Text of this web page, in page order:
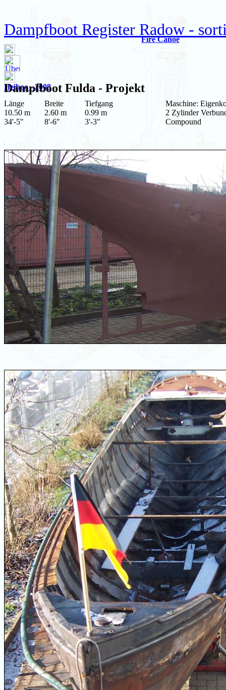
Dampfboot Register Radow -
Fire Canoe
Heihoo - 2008
Dampfboot Fulda - Projekt
Länge
10.50 m
34'-5"
Breite
2.60 m
8'-6"
Tiefgang
0.99 m
3'-3"
Maschine:
2 Zylinder
Compound